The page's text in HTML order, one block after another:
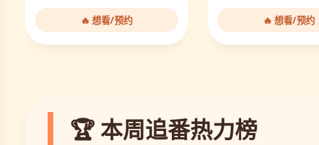
🔥 想看/预约 🔥 想看/预约
🏆 本周追番热力榜